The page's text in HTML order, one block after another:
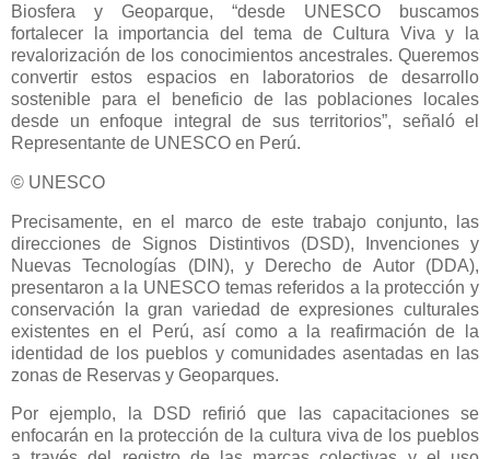
Biosfera y Geoparque, “desde UNESCO buscamos
fortalecer la importancia del tema de Cultura Viva y la
revalorización de los conocimientos ancestrales. Queremos
convertir estos espacios en laboratorios de desarrollo
sostenible para el beneficio de las poblaciones locales
desde un enfoque integral de sus territorios”, señaló el
Representante de UNESCO en Perú.
© UNESCO
Precisamente, en el marco de este trabajo conjunto, las
direcciones de Signos Distintivos (DSD), Invenciones y
Nuevas Tecnologías (DIN), y Derecho de Autor (DDA),
presentaron a la UNESCO temas referidos a la protección y
conservación la gran variedad de expresiones culturales
existentes en el Perú, así como a la reafirmación de la
identidad de los pueblos y comunidades asentadas en las
zonas de Reservas y Geoparques.
Por ejemplo, la DSD refirió que las capacitaciones se
enfocarán en la protección de la cultura viva de los pueblos